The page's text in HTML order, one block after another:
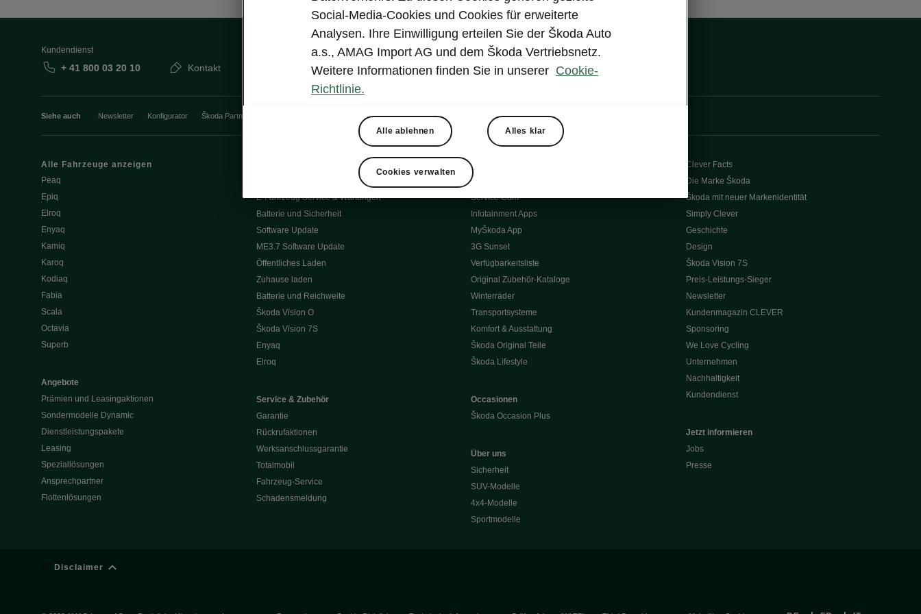
Kundendienst
+ 41 800 03 20 10 Kontakt
Siehe auch Newsletter Konfigurator Škoda Partner
Alle Fahrzeuge anzeigen
Peaq
Epiq
Elroq
Enyaq
Kamiq
Karoq
Kodiaq
Fabia
Scala
Octavia
Superb
Angebote
Prämien und Leasingaktionen
Sondermodelle Dynamic
Dienstleistungspakete
Leasing
Speziallösungen
Ansprechpartner
Flottenlösungen
E-Fahrzeug Service & Wartungen
Batterie und Sicherheit
Software Update
ME3.7 Software Update
Öffentliches Laden
Zuhause laden
Batterie und Reichweite
Škoda Vision O
Škoda Vision 7S
Enyaq
Elroq
Service & Zubehör
Garantie
Rückrufaktionen
Werksanschlussgarantie
Totalmobil
Fahrzeug-Service
Schadensmeldung
Konnektivität
Škoda Connect
Service Cam
Infotainment Apps
MyŠkoda App
3G Sunset
Verfügbarkeitsliste
Original Zubehör-Kataloge
Winterräder
Transportsysteme
Komfort & Ausstattung
Škoda Original Teile
Škoda Lifestyle
Occasionen
Škoda Occasion Plus
Über uns
Sicherheit
SUV-Modelle
4x4-Modelle
Sportmodelle
Clever Facts
Die Marke Škoda
Škoda mit neuer Markenidentität
Simply Clever
Geschichte
Design
Škoda Vision 7S
Preis-Leistungs-Sieger
Newsletter
Kundenmagazin CLEVER
Sponsoring
We Love Cycling
Unternehmen
Nachhaltigkeit
Kundendienst
Jetzt informieren
Jobs
Presse
Disclaimer
Social-Media-Cookies und Cookies für erweiterte
Analysen. Ihre Einwilligung erteilen Sie der Škoda Auto
a.s., AMAG Import AG und dem Škoda Vertriebsnetz.
Weitere Informationen finden Sie in unserer Cookie-
Richtlinie.
Alle ablehnen Alles klar
Cookies verwalten